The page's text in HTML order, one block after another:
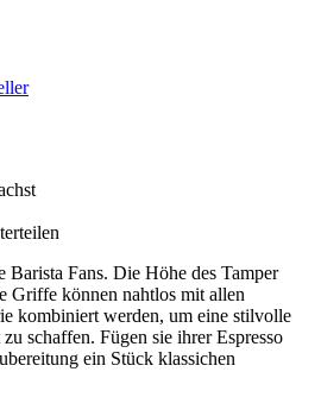
Fans. Die Höhe des Tamper
Griffe können nahtlos mit allen
kombiniert werden, um eine stilvolle
schaffen. Fügen sie ihrer Espresso
ein Stück klassichen